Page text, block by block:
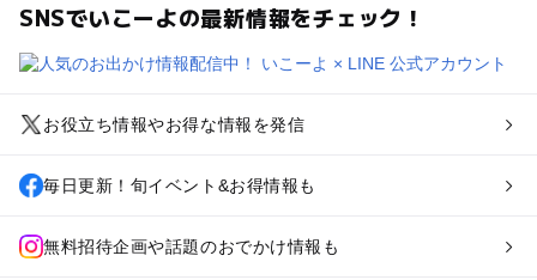
SNSでいこーよの最新情報をチェック！
お役立ち情報やお得な情報を発信
毎日更新！旬イベント&お得情報も
無料招待企画や話題のおでかけ情報も